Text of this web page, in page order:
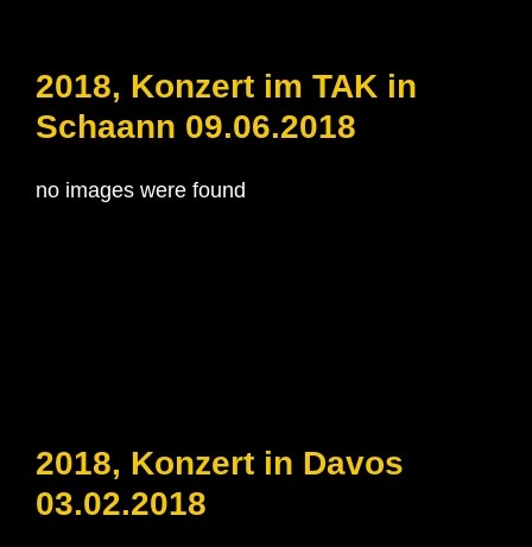
2018, Konzert im TAK in
Schaann 09.06.2018
no images were found
2018, Konzert in Davos
03.02.2018